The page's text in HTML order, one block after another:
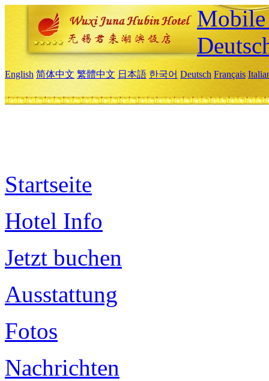
English 简体中文 繁體中文 日本語 한국어 Deutsch Français
Startseite
Hotel Info
Jetzt buchen
Ausstattung
Fotos
Nachrichten